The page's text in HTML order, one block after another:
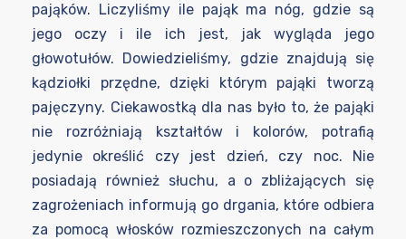
pająków. Liczyliśmy ile pająk ma nóg, gdzie są
jego oczy i ile ich jest, jak wygląda jego
głowotułów. Dowiedzieliśmy, gdzie znajdują się
kądziołki przędne, dzięki którym pająki tworzą
pajęczyny. Ciekawostką dla nas było to, że pająki
nie rozróżniają kształtów i kolorów, potrafią
jedynie określić czy jest dzień, czy noc. Nie
posiadają również słuchu, a o zbliżających się
zagrożeniach informują go drgania, które odbiera
za pomocą włosków rozmieszczonych na całym